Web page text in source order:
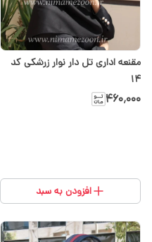
مقنعه اداری تل دار نوار زرشکی کد
۱۴
۴۶۰٬۰۰۰
افزودن به سبد